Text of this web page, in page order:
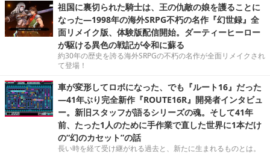
祖国に裏切られた騎士は、王の仇敵の娘を護ることに
なった―1998年の海外SRPG不朽の名作『幻世録』全
面リメイク版、体験版配信開始。ダーティーヒーロー
が駆ける異色の戦記が令和に蘇る
約30年の歴史を誇る海外SRPGの不朽の名作が全面リメイクされ
て登場！
車が変形してロボになった、でも『ルート16』だった
―41年ぶり完全新作『ROUTE16R』開発者インタビュ
ー。新旧スタッフが語るシリーズの魂。そして41年
前、たった1人のために手作業で直した世界に1本だけ
の“幻のカセット”の話
長い時を経て受け継がれる過去と、新たに生まれるものとは。